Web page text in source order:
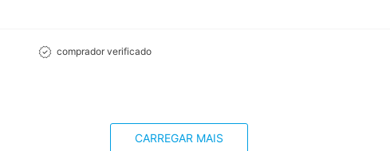
comprador verificado
CARREGAR MAIS